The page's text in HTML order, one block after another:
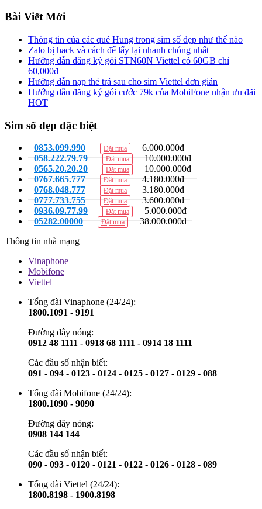
Bài Viết Mới
Thông tin của các quẻ Hung trong sim số đẹp như thế nào
Zalo bị hack và cách để lấy lại nhanh chóng nhất
Hướng dẫn đăng ký gói STN60N Viettel có 60GB chỉ
60,000đ
Hướng dẫn nạp thẻ trả sau cho sim Viettel đơn giản
Hướng dẫn đăng ký gói cước 79k của MobiFone nhận ưu đãi
HOT
Sim số đẹp đặc biệt
0853.099.990 Đặt mua
6.000.000đ
058.222.79.79
Đặt mua
10.000.000đ
0565.20.20.20
Đặt mua
10.000.000đ
0767.665.777
Đặt mua
4.180.000đ
0768.048.777
Đặt mua
3.180.000đ
0777.733.755
Đặt mua
3.600.000đ
0936.09.77.99
Đặt mua
5.000.000đ
05282.00000
Đặt mua
38.000.000đ
Thông tin nhà mạng
Vinaphone
Mobifone
Viettel
Tổng đài Vinaphone (24/24):
1800.1091 - 9191
Đường dây nóng:
0912 48 1111 - 0918 68 1111 - 0914 18 1111
Các đầu số nhận biết:
091 - 094 - 0123 - 0124 - 0125 - 0127 - 0129 - 088
Tổng đài Mobifone (24/24):
1800.1090 - 9090
Đường dây nóng:
0908 144 144
Các đầu số nhận biết:
090 - 093 - 0120 - 0121 - 0122 - 0126 - 0128 - 089
Tổng đài Viettel (24/24):
1800.8198 - 1900.8198